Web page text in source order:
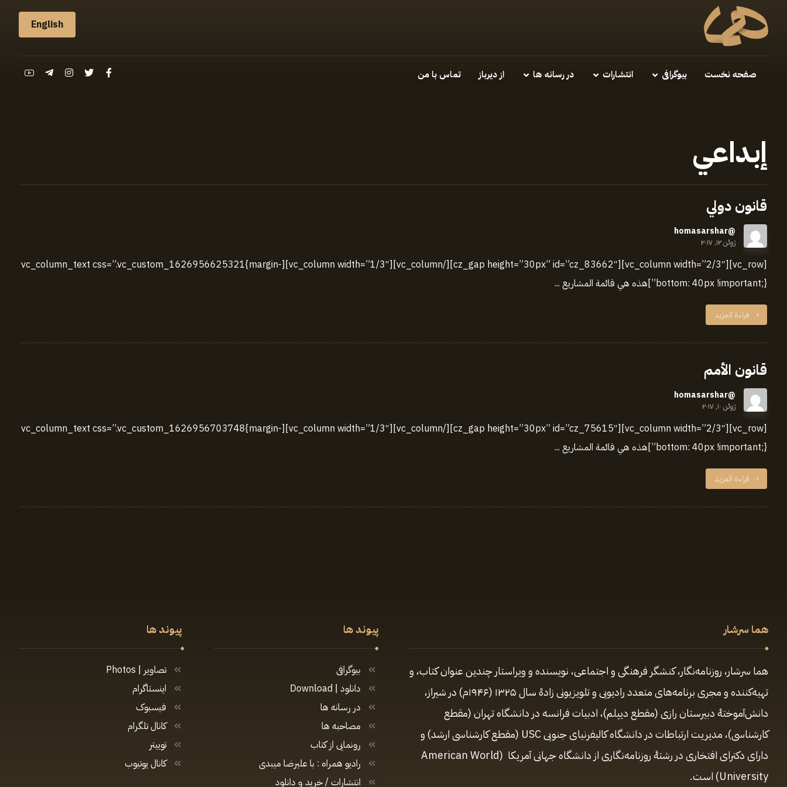
English
صفحه نخست بیوگرافی انتشارات در رسانه ها از دیرباز تماس با من
إبداعي
قانون دولي
@homasarshar
ژوئن ۱۲, ۲۰۱۷
[vc_row][vc_column width=”2/3″][cz_gap height=”30px” id=”cz_83662″][/vc_column][vc_column width=”1/3″][vc_column_text css=”.vc_custom_1626956625321{margin-
bottom: 40px !important;}”]هذه هي قائمة المشاريع ...
قراءة المزيد
قانون الأمم
@homasarshar
ژوئن ۱۰, ۲۰۱۷
[vc_row][vc_column width=”2/3″][cz_gap height=”30px” id=”cz_75615″][/vc_column][vc_column width=”1/3″][vc_column_text css=”.vc_custom_1626956703748{margin-
bottom: 40px !important;}”]هذه هي قائمة المشاريع ...
قراءة المزيد
هما سرشار
هما سرشار، روزنامه‌نگار، کنشگر فرهنگی و اجتماعی، نویسنده و ویراستار چندین عنوان کتاب، و
تهیه‌کننده و مجری برنامه‌های متعدد رادیویی و تلویزیونی زادهٔ سال ۱۳۲۵ (۱۹۴۶م) در شیراز،
دانش‌آموختهٔ دبیرستان رازی (مقطع‌ دیپلم)، ادبیات فرانسه در دانشگاه تهران (مقطع
کارشناسی)، مدیریت ارتباطات در دانشگاه کالیفرنیای جنوبی USC (مقطع کارشناسی ارشد) و
دارای دکترای افتخاری در رشتهٔ روزنامه‌نگاری از دانشگاه جهانی آمریکا (American World
University) است.
پیوند ها
بیوگرافی
دانلود | Download
در رسانه ها
مصاحبه ها
رونمایی از کتاب
رادیو همراه : با علیرضا میبدی
انتشارات / خرید و دانلود
پیوند ها
تصاویر | Photos
اینستاگرام
فیسبوک
کانال تلگرام
توییتر
کانال یوتیوب